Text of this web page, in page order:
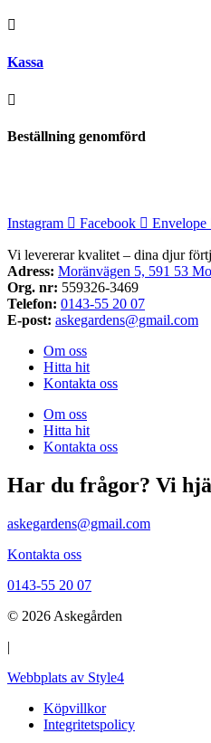
Kassa
Beställning genomförd
Instagram Facebook Envelope
Vi levererar kvalitet – dina djur
Adress: Moränvägen 5, 591 53
Org. nr: 559326-3469
Telefon: 0143-55 20 07
E-post: askegardens@gmail.com
Om oss
Hitta hit
Kontakta oss
Om oss
Hitta hit
Kontakta oss
Har du frågor? Vi
askegardens@gmail.com
Kontakta oss
0143-55 20 07
© 2026 Askegården
|
Webbplats av Style4
Köpvillkor
Integritetspolicy